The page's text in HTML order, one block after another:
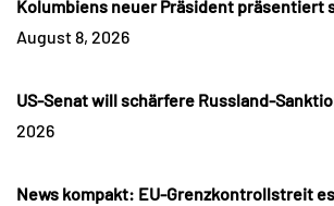
Kolumbiens neuer Präsident präsentiert
August 8, 2026
US-Senat will schärfere Russland-
2026
News kompakt: EU-Grenzkontrollstreit